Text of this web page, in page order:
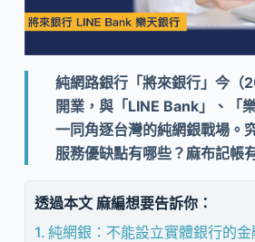
純網路銀行「將來銀行」今（
開業，與「LINE Bank」、「
一同角逐台灣的純網銀戰場。
服務優缺點有哪些？麻布記帳
透過本文 麻編想要告訴你：
純網銀：不能設立實體銀行的